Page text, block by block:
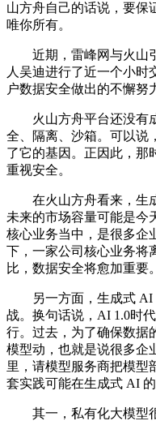
山方舟自己的话说，要保
唯你所有。
近期，雷峰网与火山引
人吴迪进行了近一个小时
户数据安全做出的不懈努
火山方舟平台还没有成
全、隔离、沙箱。可以说
了它的基因。正因此，那
重视安全。
在火山方舟看来，生成
未来的市场容量可能是今
核心业务当中，是很多企
下，一家公司核心业务将
比，数据安全将愈加重要。
另一方面，生成式 AI
战。换句话说，AI 1.0时
行。过去，为了确保数据
模型动，也就是说很多企
里，请模型服务商把模型
套实践可能在生成式 AI
其一，私有化大模型很